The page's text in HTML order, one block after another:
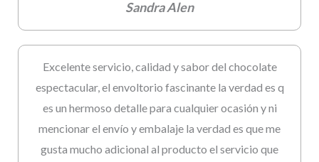
Sandra Alen
Excelente servicio, calidad y sabor del chocolate
espectacular, el envoltorio fascinante la verdad es q
es un hermoso detalle para cualquier ocasión y ni
mencionar el envío y embalaje la verdad es que me
gusta mucho adicional al producto el servicio que